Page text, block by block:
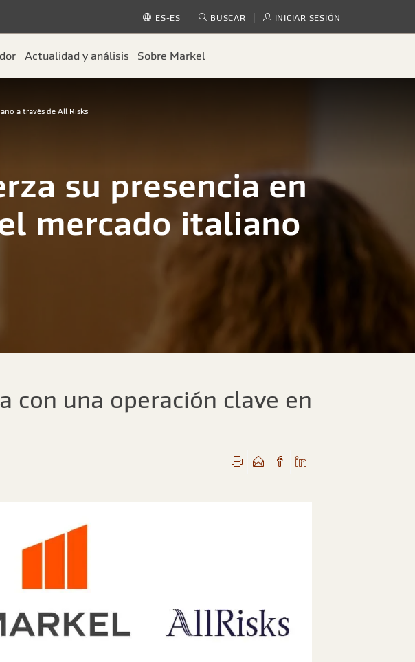
ES-ES BUSCAR INICIAR SESIÓN
Actualidad y análisis Sobre Markel
a través de All Risks
su presencia en
mercado italiano
con una operación clave en